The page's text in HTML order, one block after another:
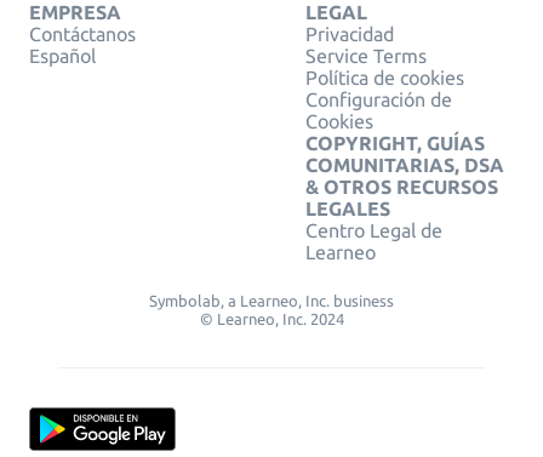
EMPRESA
Contáctanos
Español
LEGAL
Privacidad
Service Terms
Política de cookies
Configuración de
Cookies
COPYRIGHT, GUÍAS
COMUNITARIAS, DSA
& OTROS RECURSOS
LEGALES
Centro Legal de
Learneo
Symbolab, a Learneo, Inc. business
© Learneo, Inc. 2024